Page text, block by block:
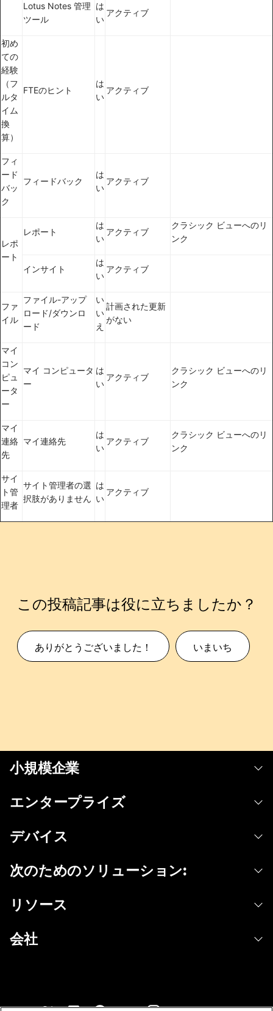
Lotus Notes 管理
ツール
は
い
アクティブ
初め
ての
経験
（フ
ルタ
イム
換
算）
FTEのヒント
は
い
アクティブ
フィ
ード
バッ
ク
フィードバック
は
い
アクティブ
レポ
ート
レポート
は
い
アクティブ
クラシック ビューへのリ
ンク
インサイト
は
い
アクティブ
ファ
イル
ファイル-アップ
ロード/ダウンロ
ード
い
い
え
計画された更新
がない
マイ
コン
ピュ
ータ
ー
マイ コンピュータ
ー
は
い
アクティブ
クラシック ビューへのリ
ンク
マイ
連絡
先
マイ連絡先
は
い
アクティブ
クラシック ビューへのリ
ンク
サイ
ト管
理者
サイト管理者の選
択肢がありません
は
い
アクティブ
この投稿記事は役に立ちましたか？
ありがとうございました！ いまいち
小規模企業
エンタープライズ
Meetings
デバイス
次のためのソリューション:
リソース
会社